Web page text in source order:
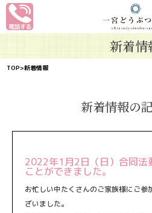
新着情
TOP>新着情報
新着情報の
2022年1月2日（日）合同法
ことができました。
お忙しい中たくさんのご家族様にご参
ざいました。